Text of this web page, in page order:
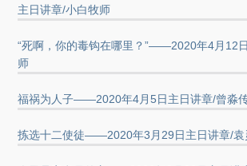
主日讲章/小白牧师
“死啊，你的毒钩在哪里？”——2020年4月12
师
福祸为人子——2020年4月5日主日讲章/曾淼
拣选十二使徒——2020年3月29日主日讲章/袁